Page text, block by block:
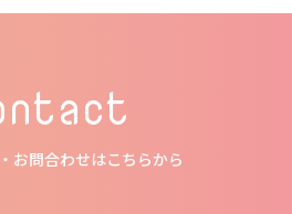
お問合わせはこちらから